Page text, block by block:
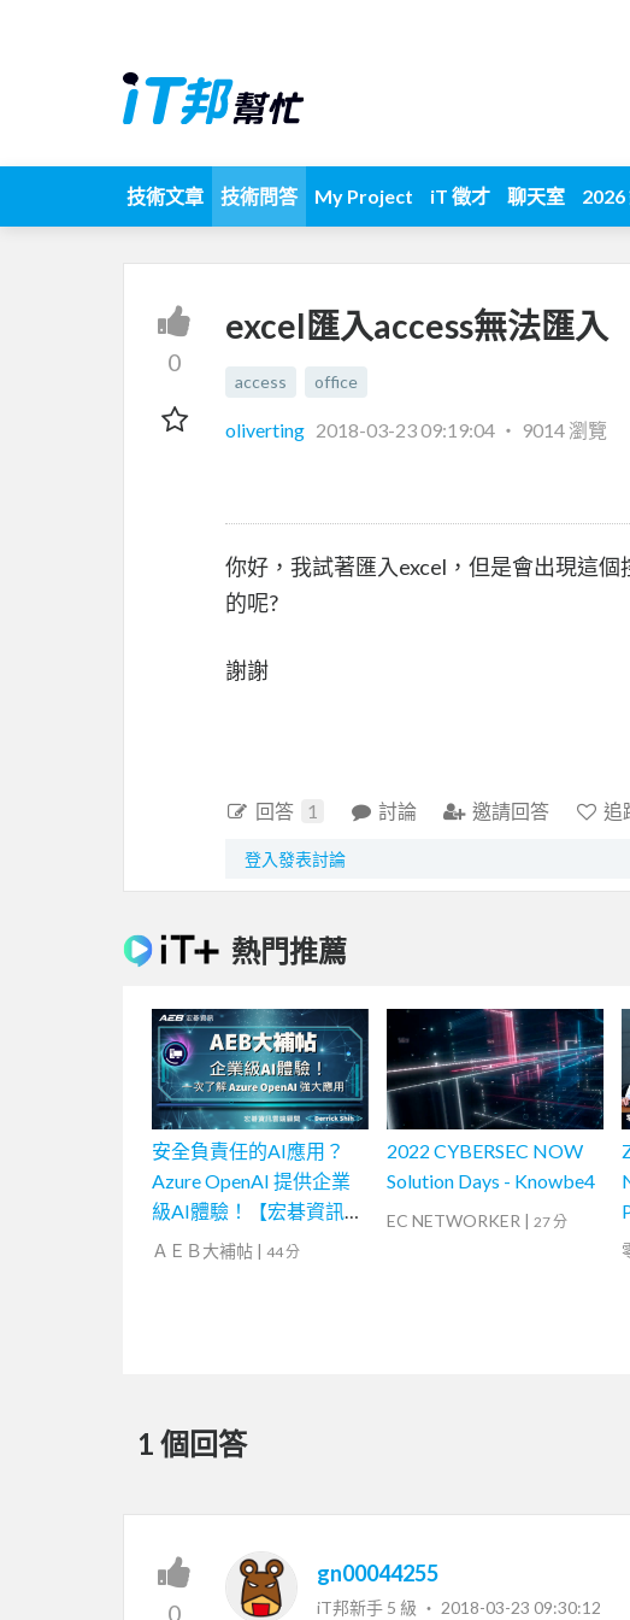
技術文章 技術問答 My Project iT 徵才 聊天室 2026
0
excel匯入access無法匯入
access office
oliverting 2018-03-23 09:19:04 ‧ 9014 瀏覽
你好，我試著匯入excel，但是會出現這
的呢?
謝謝
回答 1 討論 邀請回答 追
登入發表討論
熱門推薦
安全負責任的AI應用？
Azure OpenAI 提供企業
級AI體驗！【宏碁資訊網
路學堂】
ＡＥＢ大補帖 | 44 分
2022 CYBERSEC NOW
Solution Days - Knowbe4
EC NETWORKER | 27 分
1 個回答
0
gn00044255
iT邦新手 5 級 ‧ 2018-03-23 09:30:12